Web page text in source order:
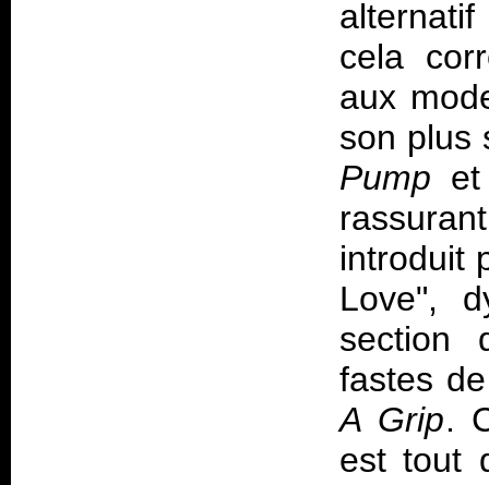
alternatif
cela
aux
son plus
Pump
introduit
Love",
section
fastes
A Grip.
est tout